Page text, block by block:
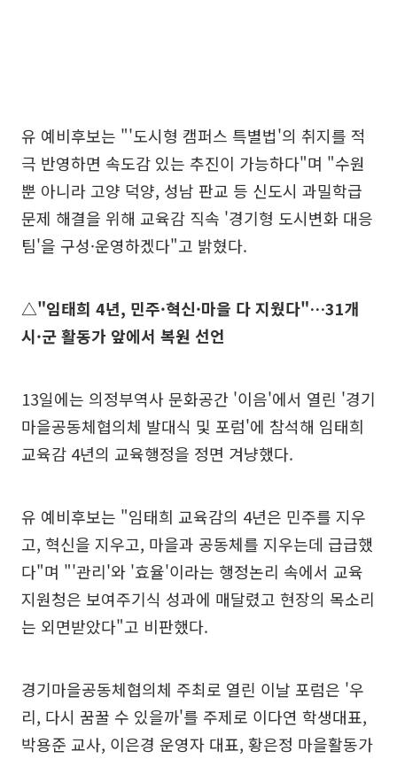
유 예비후보는 "'도시형 캠퍼스 특별법'의 취지를 적
극 반영하면 속도감 있는 추진이 가능하다"며 "수원
뿐 아니라 고양 덕양, 성남 판교 등 신도시 과밀학급
문제 해결을 위해 교육감 직속 '경기형 도시변화 대응
팀'을 구성·운영하겠다"고 밝혔다.
△"임태희 4년, 민주·혁신·마을 다 지웠다"…31개
시·군 활동가 앞에서 복원 선언
13일에는 의정부역사 문화공간 '이음'에서 열린 '경기
마을공동체협의체 발대식 및 포럼'에 참석해 임태희
교육감 4년의 교육행정을 정면 겨냥했다.
유 예비후보는 "임태희 교육감의 4년은 민주를 지우
고, 혁신을 지우고, 마을과 공동체를 지우는데 급급했
다"며 "'관리'와 '효율'이라는 행정논리 속에서 교육
지원청은 보여주기식 성과에 매달렸고 현장의 목소리
는 외면받았다"고 비판했다.
경기마을공동체협의체 주최로 열린 이날 포럼은 '우
리, 다시 꿈꿀 수 있을까'를 주제로 이다연 학생대표,
박용준 교사, 이은경 운영자 대표, 황은정 마을활동가